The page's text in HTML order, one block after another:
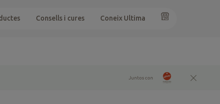
Consells i cures Coneix Ultima
Juntos con